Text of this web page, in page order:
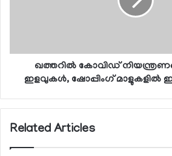
ഖത്തറില്‍ കോവിഡ്
ഇളവുകള്‍, ഷോപ്പിംഗ് മാളുകളില്‍
Related Articles